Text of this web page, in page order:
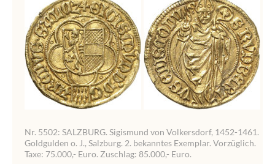
Nr. 5502: SALZBURG. Sigismund von Volkersdorf, 1452-1461.
Goldgulden o. J., Salzburg. 2. bekanntes Exemplar. Vorzüglich.
Taxe: 75.000,- Euro. Zuschlag: 85.000,- Euro.